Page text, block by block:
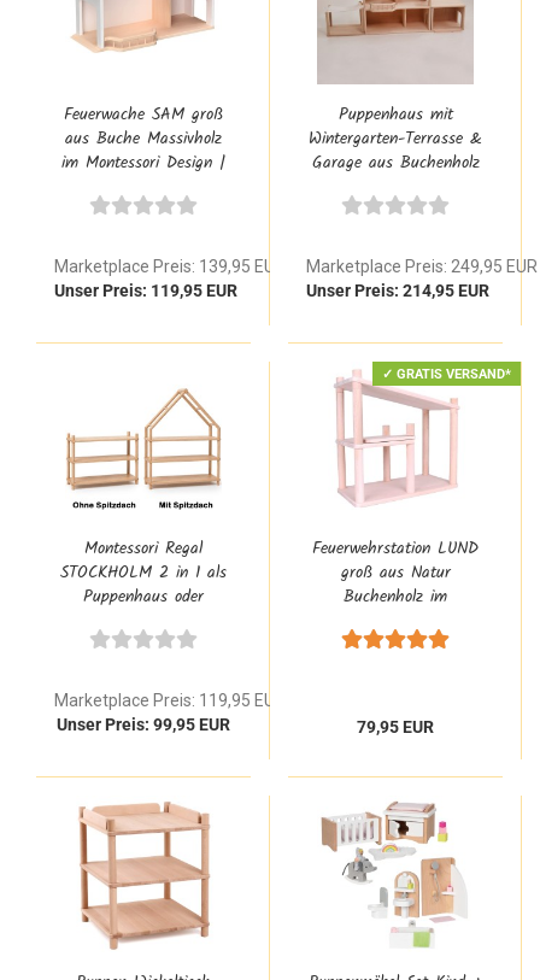
Feuerwache SAM groß
aus Buche Massivholz
im Montessori Design |
Marketplace Preis: 139,95 EUR
Unser Preis: 119,95 EUR
Puppenhaus mit
Wintergarten-Terrasse &
Garage aus Buchenholz
Marketplace Preis: 249,95 EUR
Unser Preis: 214,95 EUR
Montessori Regal
STOCKHOLM 2 in 1 als
Puppenhaus oder
Etagen aus Buche Natur
Marketplace Preis: 119,95 EUR
Unser Preis: 99,95 EUR
✓ GRATIS VERSAND*
Feuerwehrstation LUND
groß aus Natur
Buchenholz im
Design für Kita Kinder
79,95 EUR